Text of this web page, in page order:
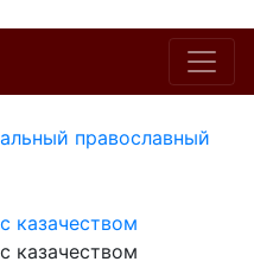
православный
казачеством
казачеством